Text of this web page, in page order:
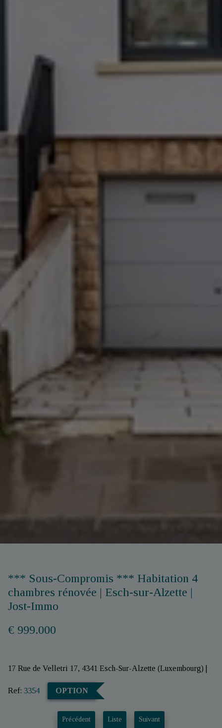
*** Sous-Compromis *** Habitation 4
chambres rénovée | Esch-sur-Alzette |
Jost-Immo
€ 999.000
17 Rue de Velletri 17, 4341 Esch-Sur-Alzette (Luxembourg)
Ref: 3354 OPTION
Précédent Liste Suivant